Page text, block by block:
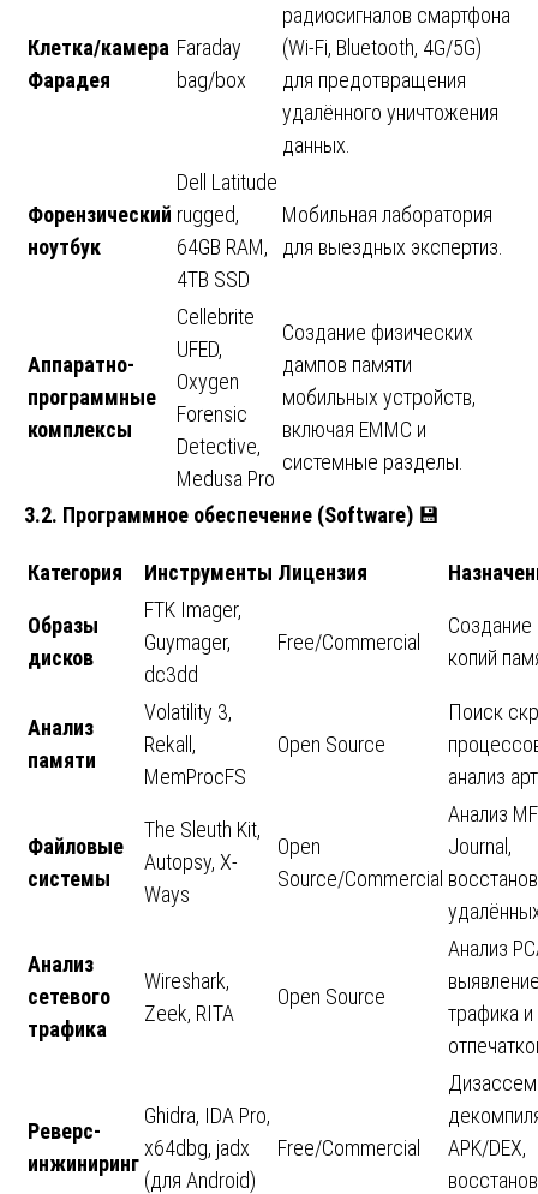
Клетка/камера
Фарадея
Faraday
bag/box
радиосигналов смартфона
(Wi-Fi, Bluetooth, 4G/5G)
для предотвращения
удалённого уничтожения
данных.
Форензический
ноутбук
Dell Latitude
rugged,
64GB RAM,
4TB SSD
Мобильная лаборатория
для выездных экспертиз.
Аппаратно-
программные
комплексы
Cellebrite
UFED,
Oxygen
Forensic
Detective,
Medusa Pro
Создание физических
дампов памяти
мобильных устройств,
включая EMMC и
системные разделы.
3.2. Программное обеспечение (Software) 💾
Категория Инструменты Лицензия
Образы
дисков
FTK Imager,
Guymager,
dc3dd
Free/Commercial
Создание
копий
Анализ
памяти
Volatility 3,
Rekall,
MemProcFS
Open Source
Поиск
анализ
Файловые
системы
The Sleuth Kit,
Autopsy, X-
Ways
Open
Source/Commercial
Анализ
Journal,
Анализ
сетевого
трафика
Wireshark,
Zeek, RITA
Open Source
Анализ
трафика
Реверс-
инжиниринг
Ghidra, IDA Pro,
x64dbg, jadx
(для Android)
Free/Commercial
APK/DEX,